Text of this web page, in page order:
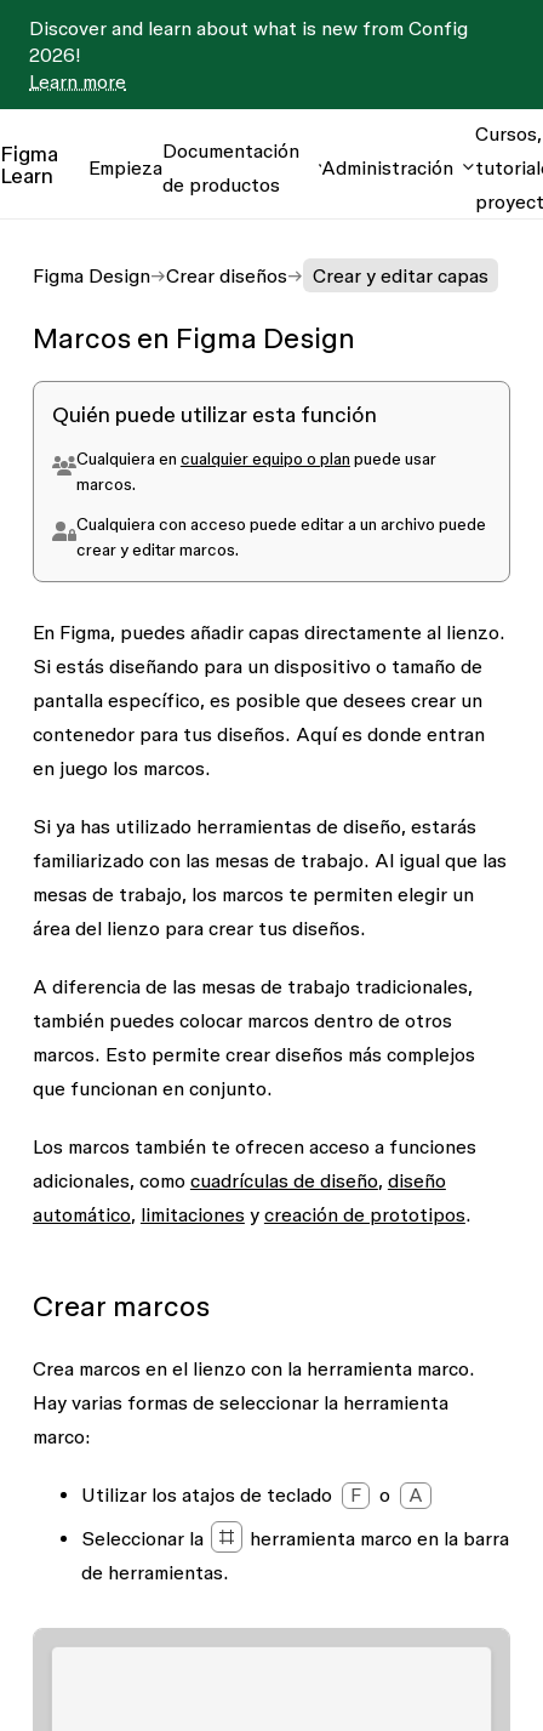
Discover and learn about what is new from Config
2026!
Learn more
Figma
Learn
Empieza
Documentación
de productos
Administración
Cursos,
Figma Design Crear diseños Crear y editar capas
Marcos en Figma Design
Quién puede utilizar esta función
Cualquiera en cualquier equipo o plan puede usar
marcos.
Cualquiera con acceso puede editara un archivo puede
crear y editar marcos.
En Figma, puedes añadir capas directamente al lienzo.
Si estás diseñando para un dispositivo o tamaño de
pantalla específico, es posible que desees crear un
contenedor para tus diseños. Aquí es donde entran
en juego los marcos.
Si ya has utilizado herramientas de diseño, estarás
familiarizado con las mesas de trabajo. Al igual que las
mesas de trabajo, los marcos te permiten elegir un
área del lienzo para crear tus diseños.
A diferencia de las mesas de trabajo tradicionales,
también puedes colocar marcos dentro de otros
marcos. Esto permite crear diseños más complejos
que funcionan en conjunto.
Los marcos también te ofrecen acceso a funciones
adicionales, como cuadrículas de diseño, diseño
automático, limitacionesy creación de prototipos.
Crear marcos
Crea marcos en el lienzo con la herramienta marco.
Hay varias formas de seleccionar la herramienta
marco:
Utilizar los atajos de teclado F o
A
Seleccionar la
herramienta marco en la barra
de herramientas.